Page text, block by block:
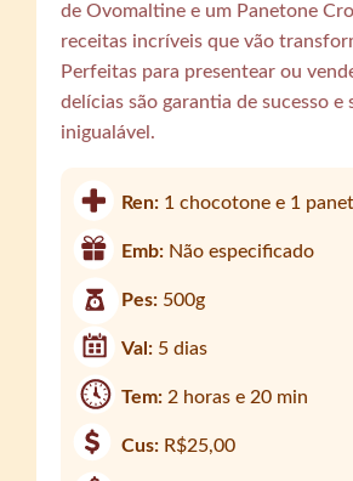
de Ovomaltine e um Panetone
receitas incríveis que vão
Perfeitas para presentear ou
delícias são garantia de sucesso e
inigualável.
Ren: 1 chocotone e 1
Emb: Não especificado
Pes: 500g
Val: 5 dias
Tem:2 horas e 20 min
Cus: R$25,00